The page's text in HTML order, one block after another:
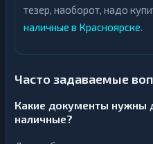
тезер, наоборот, надо
наличные в Красноярске.
Часто задаваемые
Какие документы нужны
наличные?